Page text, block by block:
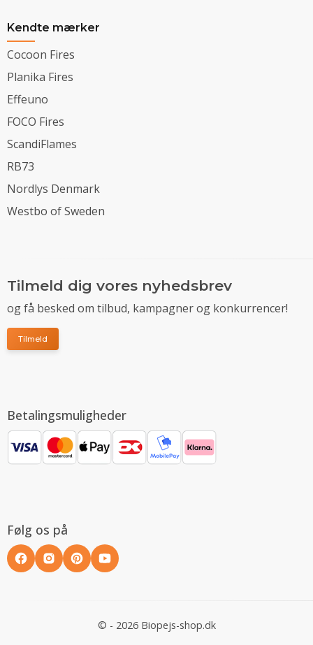
Kendte mærker
Cocoon Fires
Planika Fires
Effeuno
FOCO Fires
ScandiFlames
RB73
Nordlys Denmark
Westbo of Sweden
Tilmeld dig vores nyhedsbrev
og få besked om tilbud, kampagner og konkurrencer!
Tilmeld
Betalingsmuligheder
Følg os på
© - 2026 Biopejs-shop.dk